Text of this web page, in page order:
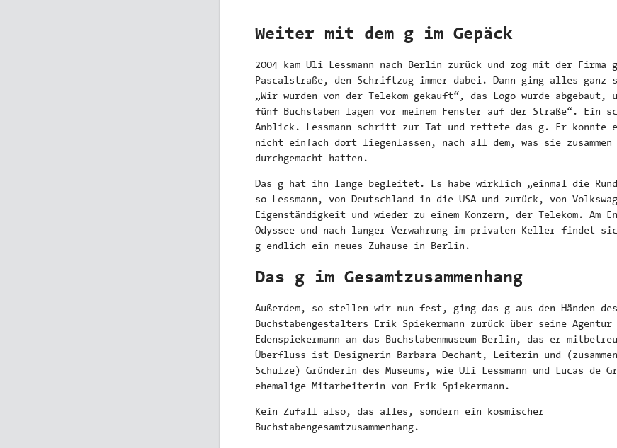
Weiter mit dem g im Gepäck
2004 kam Uli Lessmann nach Berlin zurück und zog mit der Firma
Pascalstraße, den Schriftzug immer dabei. Dann ging alles ganz
„Wir wurden von der Telekom gekauft“, das Logo wurde abgebaut,
fünf Buchstaben lagen vor meinem Fenster auf der Straße“. Ein
Anblick. Lessmann schritt zur Tat und rettete das g. Er konnte
nicht einfach dort liegenlassen, nach all dem, was sie zusammen
durchgemacht hatten.
Das g hat ihn lange begleitet. Es habe wirklich „einmal die
so Lessmann, von Deutschland in die USA und zurück, von
Eigenständigkeit und wieder zu einem Konzern, der Telekom. Am
Odyssee und nach langer Verwahrung im privaten Keller findet
g endlich ein neues Zuhause in Berlin.
Das g im Gesamtzusammenhang
Außerdem, so stellen wir nun fest, ging das g aus den Händen des
Buchstabengestalters Erik Spiekermann zurück über seine Agentur
Edenspiekermann an das Buchstabenmuseum Berlin, das er
Überfluss ist Designerin Barbara Dechant, Leiterin und
Schulze) Gründerin des Museums, wie Uli Lessmann und Lucas de
ehemalige Mitarbeiterin von Erik Spiekermann.
Kein Zufall also, das alles, sondern ein kosmischer
Buchstabengesamtzusammenhang.